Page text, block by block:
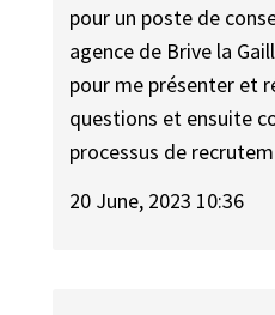
pour un poste de
agence de Brive la
pour me présenter et
questions et ensuite
processus de
20 June, 2023 10:36